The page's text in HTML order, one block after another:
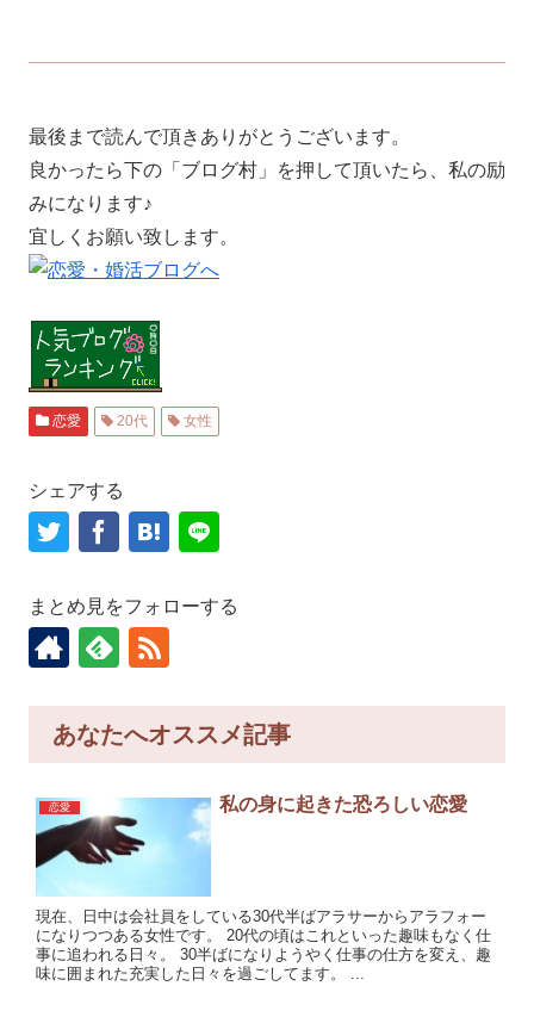
最後まで読んで頂きありがとうございます。
良かったら下の「ブログ村」を押して頂いたら、私の励
みになります♪
宜しくお願い致します。
恋愛 20代 女性
シェアする
まとめ見をフォローする
あなたへオススメ記事
恋愛 私の身に起きた恐ろしい恋愛
現在、日中は会社員をしている30代半ばアラサーからアラフォー
になりつつある女性です。 20代の頃はこれといった趣味もなく仕
事に追われる日々。 30半ばになりようやく仕事の仕方を変え、趣
味に囲まれた充実した日々を過ごしてます。 ...